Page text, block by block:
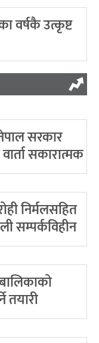
वर्षकै उत्कृष्ट
सरकार
सकारात्मक
निर्मलसहित
सम्पर्कविहीन
तयारी